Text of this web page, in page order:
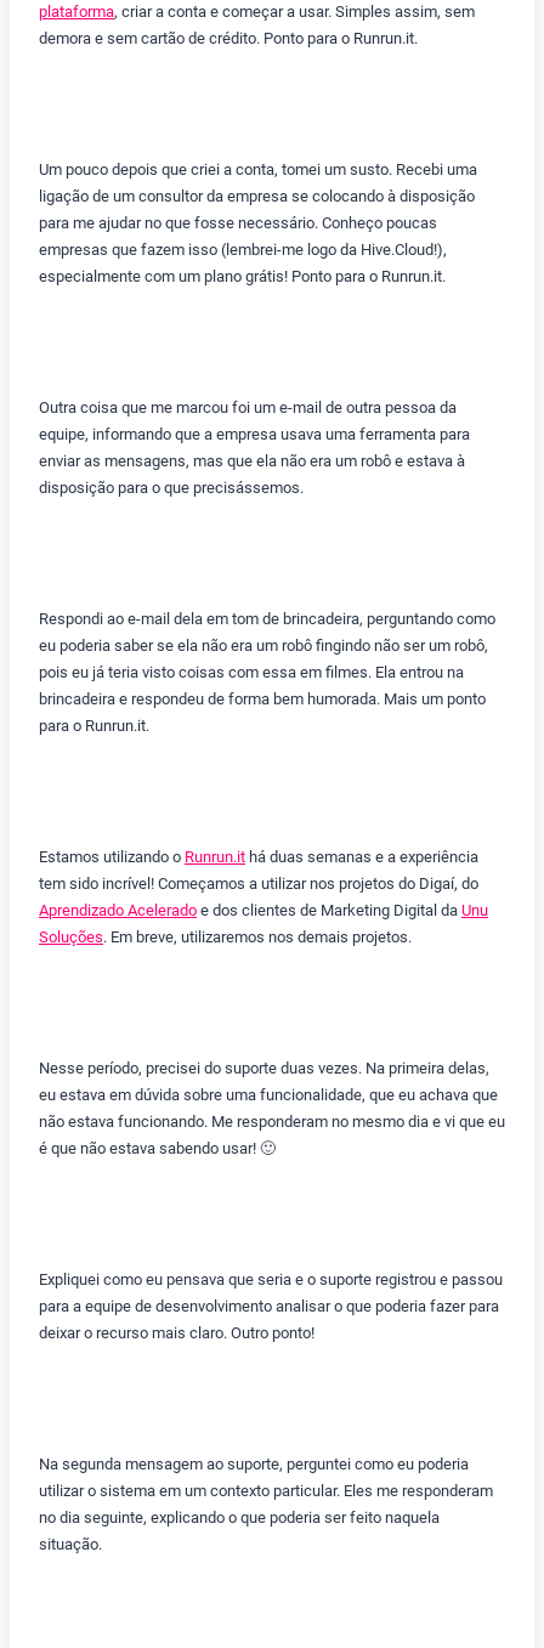
plataforma, criar a conta e começar a usar. Simples assim, sem
demora e sem cartão de crédito. Ponto para o Runrun.it.
Um pouco depois que criei a conta, tomei um susto. Recebi uma
ligação de um consultor da empresa se colocando à disposição
para me ajudar no que fosse necessário. Conheço poucas
empresas que fazem isso (lembrei-me logo da Hive.Cloud!),
especialmente com um plano grátis! Ponto para o Runrun.it.
Outra coisa que me marcou foi um e-mail de outra pessoa da
equipe, informando que a empresa usava uma ferramenta para
enviar as mensagens, mas que ela não era um robô e estava à
disposição para o que precisássemos.
Respondi ao e-mail dela em tom de brincadeira, perguntando como
eu poderia saber se ela não era um robô fingindo não ser um robô,
pois eu já teria visto coisas com essa em filmes. Ela entrou na
brincadeira e respondeu de forma bem humorada. Mais um ponto
para o Runrun.it.
Estamos utilizando o Runrun.it há duas semanas e a experiência
tem sido incrível! Começamos a utilizar nos projetos do Digaí, do
Aprendizado Acelerado e dos clientes de Marketing Digital da Unu
Soluções. Em breve, utilizaremos nos demais projetos.
Nesse período, precisei do suporte duas vezes. Na primeira delas,
eu estava em dúvida sobre uma funcionalidade, que eu achava que
não estava funcionando. Me responderam no mesmo dia e vi que eu
é que não estava sabendo usar! 🙂
Expliquei como eu pensava que seria e o suporte registrou e passou
para a equipe de desenvolvimento analisar o que poderia fazer para
deixar o recurso mais claro. Outro ponto!
Na segunda mensagem ao suporte, perguntei como eu poderia
utilizar o sistema em um contexto particular. Eles me responderam
no dia seguinte, explicando o que poderia ser feito naquela
situação.